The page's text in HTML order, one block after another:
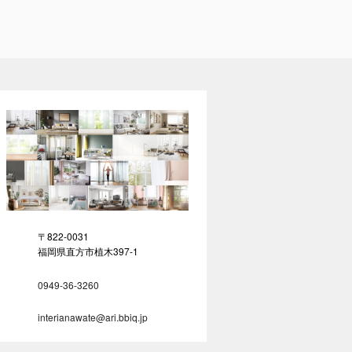
〒822-0031
福岡県直方市植木397-1
0949-36-3260
interianawate@ari.bbiq.jp